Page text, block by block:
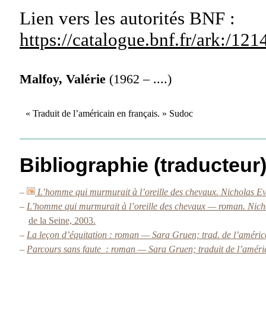
Lien vers les autorités BNF :
https://catalogue.bnf.fr/ark:/
Malfoy, Valérie (1962 – ....)
« Traduit de l’américain en français. » Sudoc
Bibliographie (traducteur)
–
L’homme qui murmurait à l’oreille des chevaux. Nicholas
– L’homme qui murmurait à l’oreille des chevaux — roman.
de la Seine, 2003.
– La leçon d’équitation : roman — Sara Gruen; trad. de
– Parcours sans faute : roman — Sara Gruen; traduit de